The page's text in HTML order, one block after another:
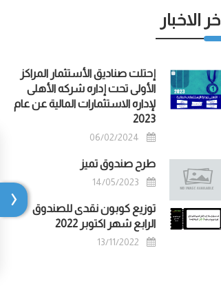
اخر الاخبار
إحتلت صناديق الأستثمار المراكز
الأولى تحت إداره شركه الأهلى
لإداره الاستثمارات المالية عن عام
2023
06/02/2024
طرح صندوق تميز
14/05/2023
توزيع كوبون نقدى للصندوق
الرابع شهر اكتوبر 2022
13/11/2022